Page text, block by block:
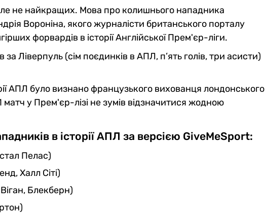
не найкращих. Мова про колишнього нападника
Вороніна, якого журналісти британського порталу
форвардів в історії Англійської Прем'єр-ліги.
Ліверпуль (сім поєдинків в АПЛ, п’ять голів, три асисти)
АПЛ було визнано французького вихованця лондонського
у Прем'єр-лізі не зумів відзначитися жодною
в історії АПЛ за версією GiveMeSport:
Пелас)
Халл Сіті)
Блекберн)